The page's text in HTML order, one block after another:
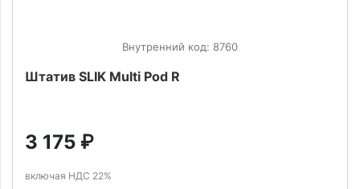
Внутренний код: 8760
Штатив SLIK Multi Pod R
3 175 ₽
включая НДС 22%